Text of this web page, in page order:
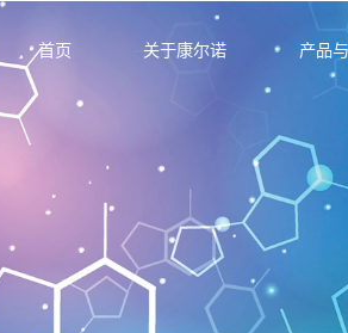
首页 关于康尔诺 产品